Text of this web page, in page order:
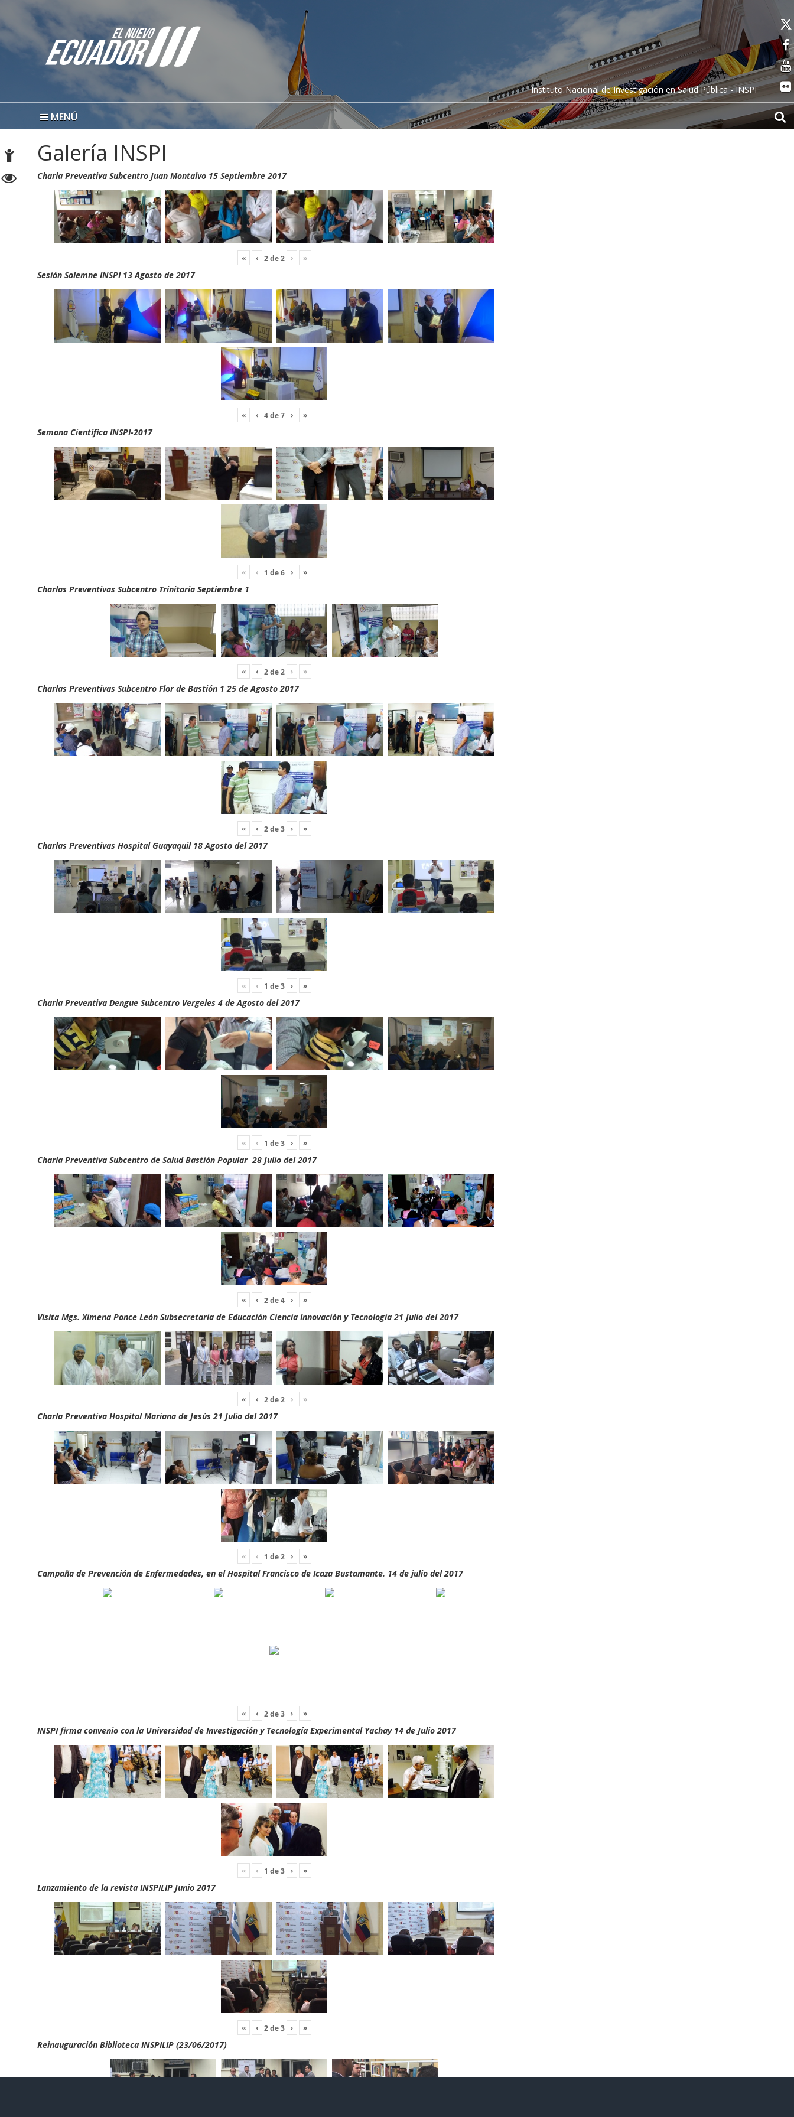
Instituto Nacional de Investigación en Salud Pública - INSPI
MENÚ
Galería INSPI
Charla Preventiva Subcentro Juan Montalvo 15 Septiembre 2017
« ‹ 2de2 › »
Sesión Solemne INSPI 13 Agosto de 2017
« ‹ 4de7 › »
Semana Científica INSPI-2017
« ‹ 1 de6 › »
Charlas Preventivas Subcentro Trinitaria Septiembre 1
« ‹ 2de2 › »
Charlas Preventivas Subcentro Flor de Bastión 1 25 de Agosto 2017
« ‹ 2de3 › »
Charlas Preventivas Hospital Guayaquil 18 Agosto del 2017
« ‹ 1 de3 › »
Charla Preventiva Dengue Subcentro Vergeles 4 de Agosto del 2017
« ‹ 1 de3 › »
Charla Preventiva Subcentro de Salud Bastión Popular 28 Julio del 2017
« ‹ 2de4 › »
Visita Mgs. Ximena Ponce León Subsecretaria de Educación Ciencia Innovación y Tecnologia 21 Julio del 2017
« ‹ 2de2 › »
Charla Preventiva Hospital Mariana de Jesús 21 Julio del 2017
« ‹ 1 de2 › »
Campaña de Prevención de Enfermedades, en el Hospital Francisco de Icaza Bustamante. 14 de julio del 2017
« ‹ 2de3 › »
INSPI firma convenio con la Universidad de Investigación y Tecnología Experimental Yachay 14 de Julio 2017
« ‹ 1 de3 › »
Lanzamiento de la revista INSPILIP Junio 2017
« ‹ 2de3 › »
Reinauguración Biblioteca INSPILIP (23/06/2017)